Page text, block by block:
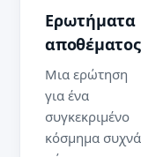
Ερωτήματα
αποθέματος
Μια ερώτηση
για ένα
συγκεκριμένο
κόσμημα συχνά